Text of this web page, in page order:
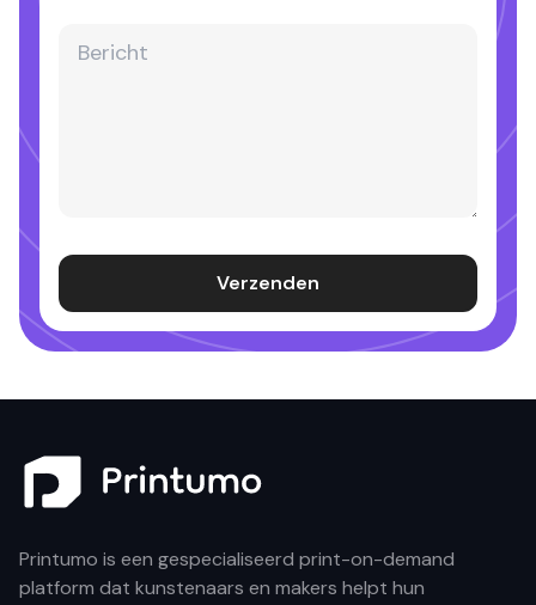
Verzenden
Printumo is een gespecialiseerd print-on-demand
platform dat kunstenaars en makers helpt hun